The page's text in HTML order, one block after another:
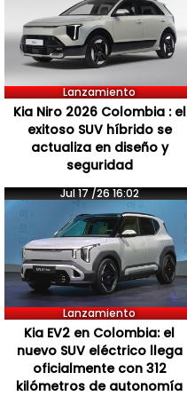
Lanzamiento
Kia Niro 2026 Colombia : el
exitoso SUV híbrido se
actualiza en diseño y
seguridad
Jul 17 /26 16:02
Lanzamiento
Kia EV2 en Colombia: el
nuevo SUV eléctrico llega
oficialmente con 312
kilómetros de autonomía